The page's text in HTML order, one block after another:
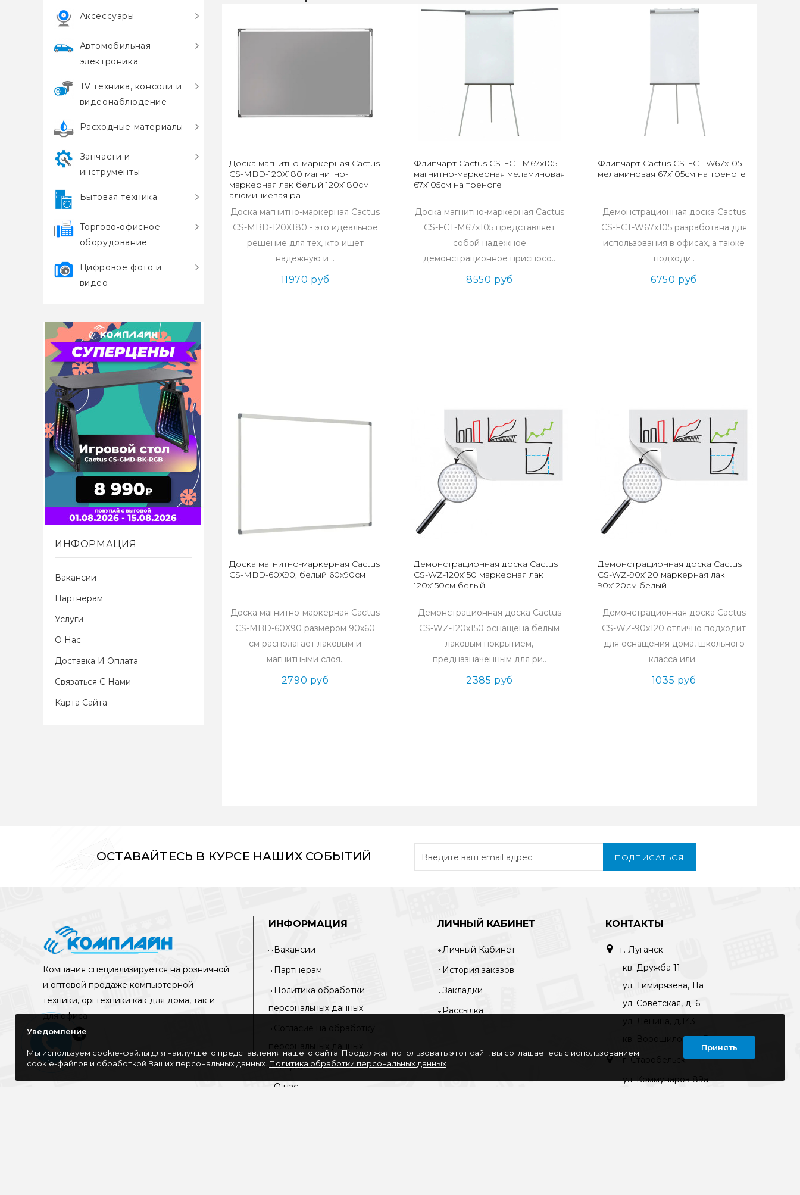
Аксессуары
Автомобильная
электроника
TV техника, консоли и
видеонаблюдение
Расходные материалы
Запчасти и
инструменты
Бытовая техника
Торгово‑офисное
оборудование
Цифровое фото и
видео
ИНФОРМАЦИЯ
Вакансии
Партнерам
Услуги
О Нас
Доставка И Оплата
Связаться С Нами
Карта Сайта
Доска магнитно-маркерная Cactus
CS-MBD-120X180 магнитно-
маркерная лак белый 120x180см
алюминиевая ра
Доска магнитно-маркерная Cactus
CS-MBD-120X180 - это идеальное
решение для тех, кто ищет
надежную и ..
11970 руб
Флипчарт Cactus CS-FCT-M67x105
магнитно-маркерная меламиновая
67x105см на треноге
Доска магнитно-маркерная Cactus
CS-FCT-M67x105 представляет
собой надежное
демонстрационное приспосо..
8550 руб
Флипчарт Cactus CS-FCT-W67x105
меламиновая 67x105см на треноге
Демонстрационная доска Cactus
CS-FCT-W67x105 разработана для
использования в офисах, а также
подходи..
6750 руб
Доска магнитно-маркерная Cactus
CS-MBD-60X90, белый 60x90см
Доска магнитно-маркерная Cactus
CS-MBD-60X90 размером 90х60
см располагает лаковым и
магнитными слоя..
2790 руб
Демонстрационная доска Cactus
CS-WZ-120x150 маркерная лак
120x150см белый
Демонстрационная доска Cactus
CS-WZ-120x150 оснащена белым
лаковым покрытием,
предназначенным для ри..
2385 руб
Демонстрационная доска Cactus
CS-WZ-90x120 маркерная лак
90x120см белый
Демонстрационная доска Cactus
CS-WZ-90x120 отлично подходит
для оснащения дома, школьного
класса или..
1035 руб
ОСТАВАЙТЕСЬ В КУРСЕ НАШИХ СОБЫТИЙ ПОДПИСАТЬСЯ
Компания специализируется на розничной
и оптовой продаже компьютерной
техники, оргтехники как для дома, так и
для офиса
ИНФОРМАЦИЯ
Вакансии
Партнерам
Политика обработки
персональных данных
Согласие на обработку
персональных данных
Услуги
О нас
ЛИЧНЫЙ КАБИНЕТ
Личный Кабинет
История заказов
Закладки
Рассылка
КОНТАКТЫ
г. Луганск
кв. Дружба 11
ул. Тимирязева, 11а
ул. Советская, д. 6
ул. Ленина, д.143
кв. Ворошилова, д.3
г. Старобельск
ул. Коммунаров 89а
Уведомление
Мы используем cookie-файлы для наилучшего представления нашего сайта. Продолжая использовать этот сайт, вы соглашаетесь с использованием
cookie-файлов и обработкой Ваших персональных данных. Политика обработки персональных данных
Принять